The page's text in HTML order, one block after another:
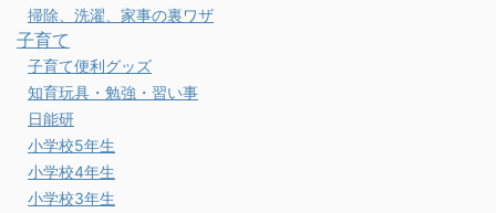
掃除、洗濯、家事の裏ワザ
子育て
子育て便利グッズ
知育玩具・勉強・習い事
日能研
小学校5年生
小学校4年生
小学校3年生